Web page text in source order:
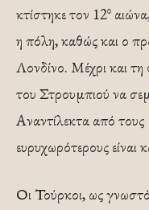
κτίστηκε τον 12ο
η πόλη, καθώς και ο
Λονδίνο. Μέχρι και
του Στρουμπιού να
Αναντίλεκτα από
ευρυχωρότερους είναι
Οι Τούρκοι, ως